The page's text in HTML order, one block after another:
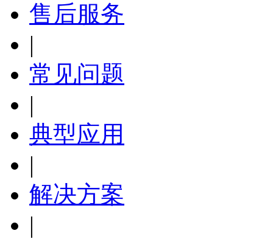
售后服务
|
常见问题
|
典型应用
|
解决方案
|